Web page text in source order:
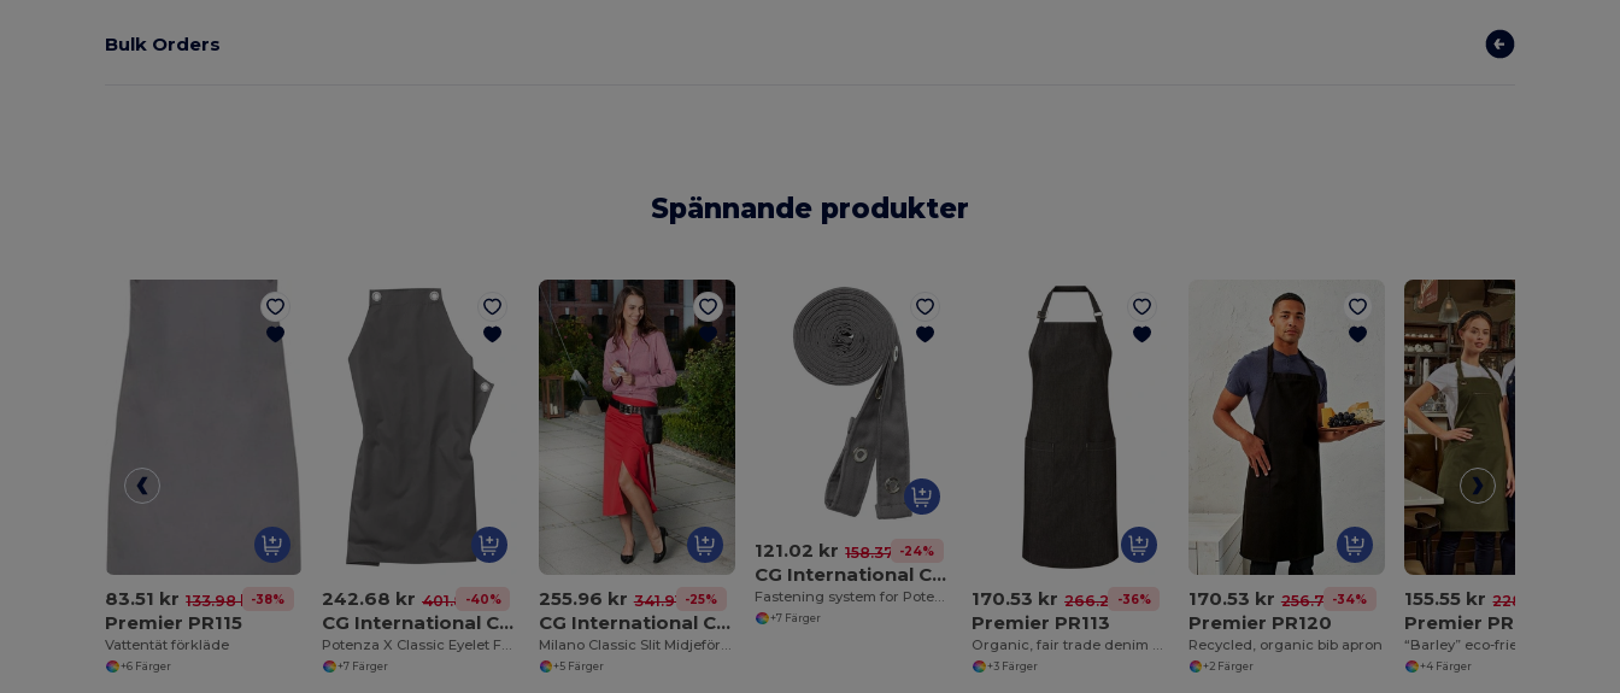
Bulk Orders
Spännande produkter
83.51 kr 133.98 kr-38%
Premier PR115
Vattentät förkläde
+6 Färger
242.68 kr 401.84 kr
-40%
CG International CI01
Potenza X Classic Eyelet Förkläde
+7 Färger
255.96 kr 341.91 kr-25%
CG International CI03
Milano Classic Slit Midjeförkläde
+5 Färger
121.02 kr 158.37 kr-24%
CG International CI02
Fastening system for Potenza x Classic apron
+7 Färger
170.53 kr 266.28 kr
-36%
Premier PR113
Organic, fair trade denim apron
+3 Färger
170.53 kr 256.75 kr
-34%
Premier PR120
Recycled, organic bib apron
+2 Färger
155.55 kr 228.84 kr
Premier PR121
+4 Färger